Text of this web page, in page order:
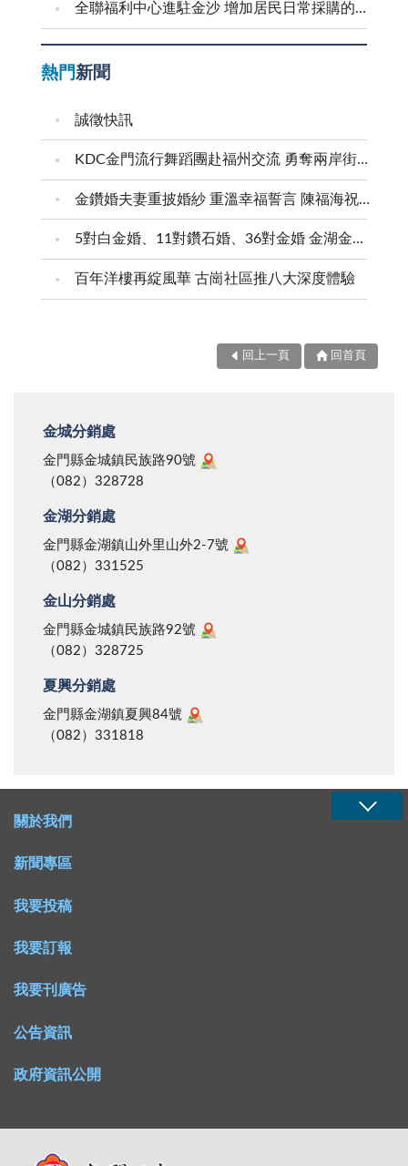
全聯福利中心進駐金沙 增加居民日常採購的便利性
熱門 新聞
誠徵快訊
KDC金門流行舞蹈團赴福州交流 勇奪兩岸街舞賽三等獎
金鑽婚夫妻重披婚紗 重溫幸福誓言 陳福海祝福牽手半世紀 情深相守成典範
5對白金婚、11對鑽石婚、36對金婚 金湖金沙夫妻共享榮耀時刻 陳福海表揚金鑽婚夫妻 向半世紀相守家庭典範致敬
百年洋樓再綻風華 古崗社區推八大深度體驗
回上一頁 回首頁
金城分銷處
金門縣金城鎮民族路90號
（082）328728
金湖分銷處
金門縣金湖鎮山外里山外2-7號
（082）331525
金山分銷處
金門縣金城鎮民族路92號
（082）328725
夏興分銷處
金門縣金湖鎮夏興84號
（082）331818
關於我們
新聞專區
我要投稿
我要訂報
我要刊廣告
公告資訊
政府資訊公開